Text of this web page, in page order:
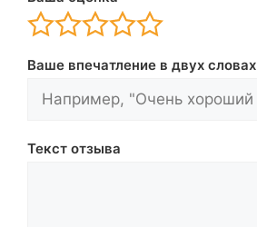
Ваше впечатление в двух словах
Текст отзыва